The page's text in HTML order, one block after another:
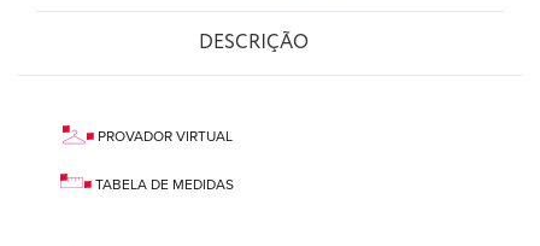
DESCRIÇÃO
PROVADOR VIRTUAL
TABELA DE MEDIDAS